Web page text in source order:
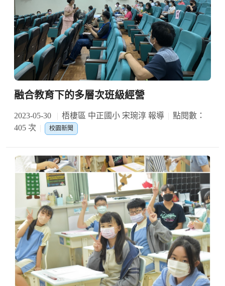
融合教育下的多層次班級經營
2023-05-30 梧棲區 中正國小 宋琬淳 報導
點閱數：
405 次
校園新聞